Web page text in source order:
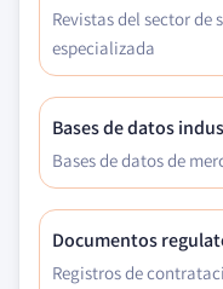
Revistas del sector de
especializada
Bases de datos
Bases de datos de
Documentos
Registros de